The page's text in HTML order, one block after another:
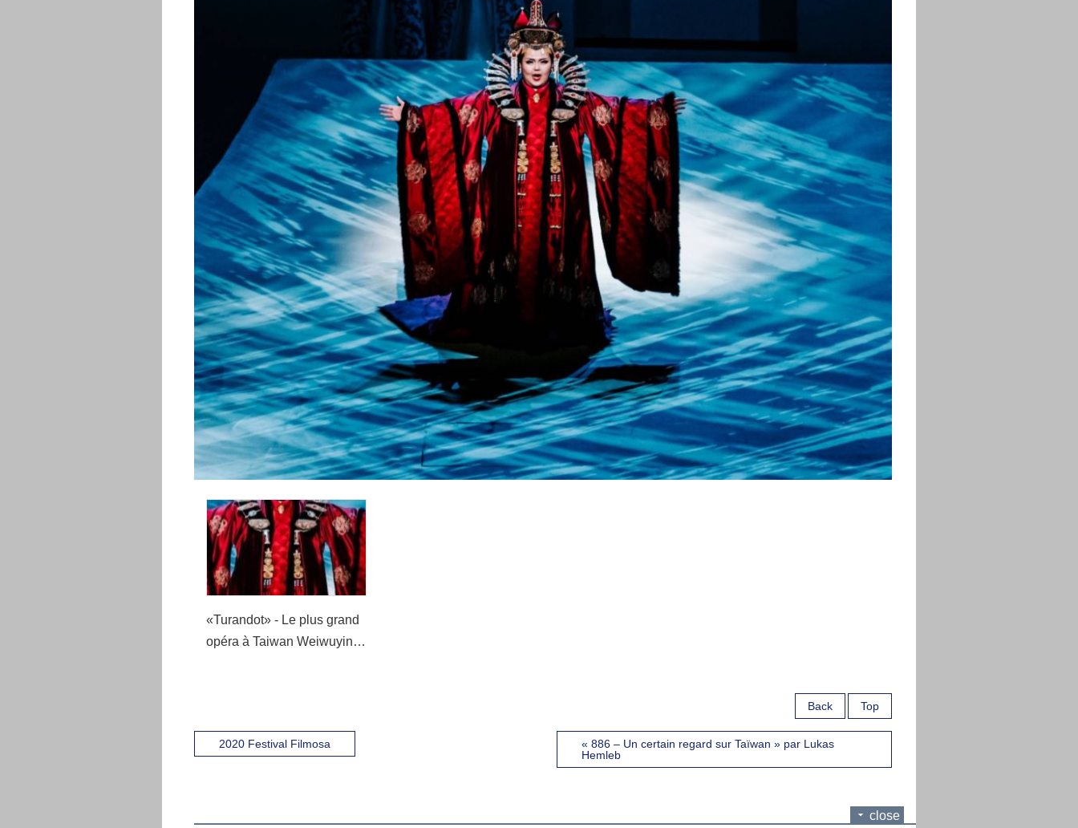
«Turandot» - Le plus grand
opéra à Taiwan Weiwuying
Back Top
2020 Festival Filmosa
« 886 – Un certain regard sur Taïwan » par Lukas
Hemleb
close